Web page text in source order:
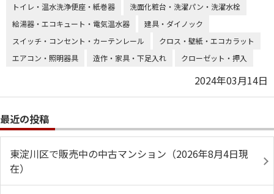
トイレ・温水洗浄便座・紙巻器
洗面化粧台・洗濯パン・洗濯水栓
給湯器・エコキュート・電気温水器
建具・ダイノック
スイッチ・コンセント・カーテンレール
クロス・壁紙・エコカラット
エアコン・照明器具
造作・家具・下足入れ クローゼット・押入
2024年03月14日
最近の投稿
東淀川区で販売中の中古マンション（2026年8月4日現
在）